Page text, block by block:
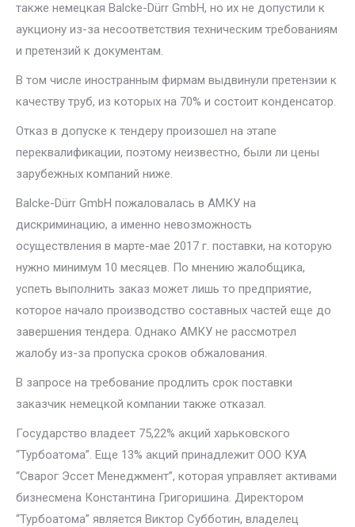
также немецкая Balcke-Dürr GmbH, но их не допустили к
аукциону из-за несоответствия техническим требованиям
и претензий к документам.
В том числе иностранным фирмам выдвинули претензии к
качеству труб, из которых на 70% и состоит конденсатор.
Отказ в допуске к тендеру произошел на этапе
переквалификации, поэтому неизвестно, были ли цены
зарубежных компаний ниже.
Balcke-Dürr GmbH пожаловалась в АМКУ на
дискриминацию, а именно невозможность
осуществления в марте-мае 2017 г. поставки, на которую
нужно минимум 10 месяцев. По мнению жалобщика,
успеть выполнить заказ может лишь то предприятие,
которое начало производство составных частей еще до
завершения тендера. Однако АМКУ не рассмотрел
жалобу из-за пропуска сроков обжалования.
В запросе на требование продлить срок поставки
заказчик немецкой компании также отказал.
Государство владеет 75,22% акций харьковского
“Турбоатома”. Еще 13% акций принадлежит ООО КУА
“Сварог Эссет Менеджмент”, которая управляет активами
бизнесмена Константина Григоришина. Директором
“Турбоатома” является Виктор Субботин, владелец